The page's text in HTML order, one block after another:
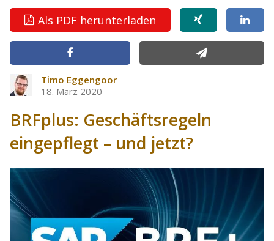
Als PDF herunterladen
Timo Eggengoor
18. März 2020
BRFplus: Geschäftsregeln
eingepflegt – und jetzt?